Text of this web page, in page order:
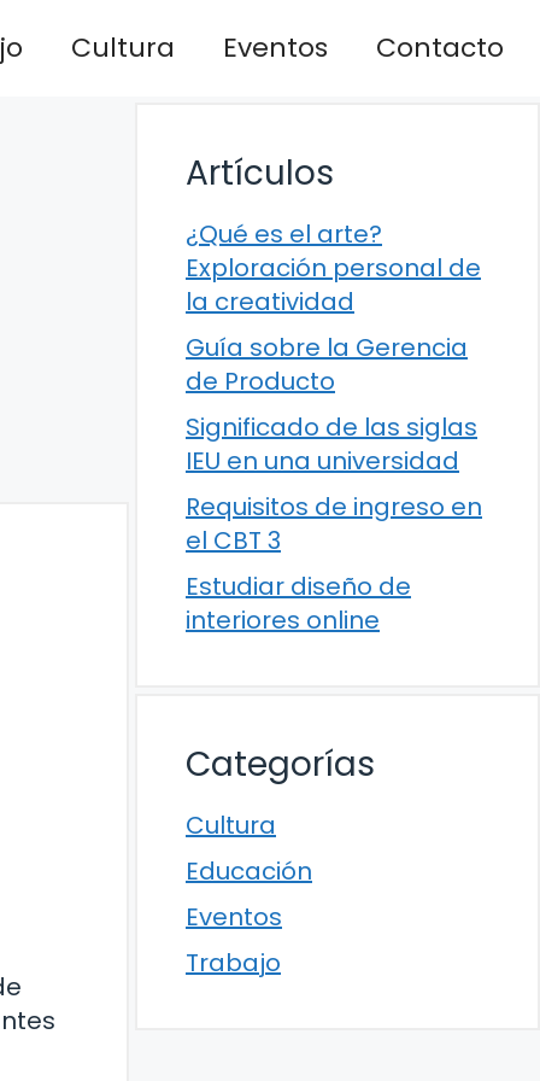
Cultura Eventos Contacto
Artículos
¿Qué es el arte?
Exploración personal de
la creatividad
Guía sobre la Gerencia
de Producto
Significado de las siglas
IEU en una universidad
Requisitos de ingreso en
el CBT 3
Estudiar diseño de
interiores online
Categorías
Cultura
Educación
Eventos
Trabajo